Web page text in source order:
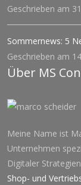
Über MS
Meine Name ist
Unternehmen
Digitaler
Shop- und
Geschrieben am
Sommernews: 5
Geschrieben am